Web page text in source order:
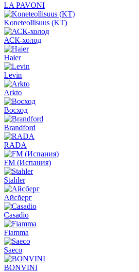
LA PAVONI
Koneteollisuus (KT)
АСК-холод
Haier
Levin
Arkto
Восход
Brandford
RADA
FM (Испания)
Stahler
Айсберг
Casadio
Fiamma
Saeco
BONVINI